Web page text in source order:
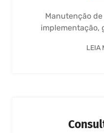
Manutenção
implementação,
LEIA